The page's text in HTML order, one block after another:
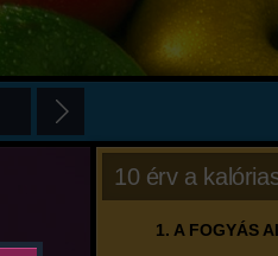
10 érv a
1. A FOGYÁS